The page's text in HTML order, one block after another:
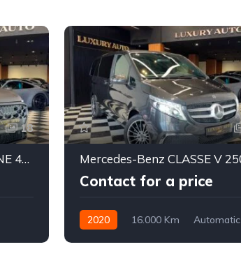
18
Audi Q3 SPORTBACK S-LINE 40 TDI 2026(Importée Neuve)
Contact for a price
2020 16.000 Km
Automatic